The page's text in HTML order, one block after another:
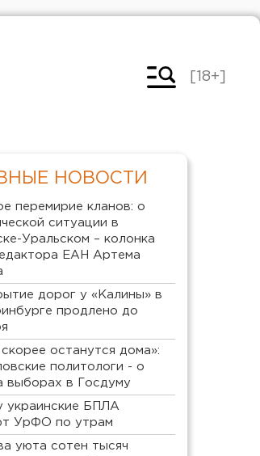
[18+]
НОВОСТИ
перемирие кланов: о
ситуации в
Уральском – колонка
ЕАН Артема
дорог у «Калины» в
продлено до
останутся дома»:
политологи - о
выборах в Госдуму
украинские БПЛА
УрФО по утрам
уюта сотен тысяч